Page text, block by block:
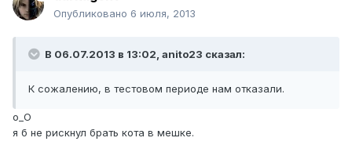
Опубликовано 6 июля, 2013
В 06.07.2013 в 13:02, anito23 сказал:
К сожалению, в тестовом периоде нам отказали.
о_О
я б не рискнул брать кота в мешке.